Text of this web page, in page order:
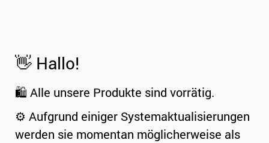
👋 Hallo!
🛍️ Alle unsere Produkte sind vorrätig.
⚙️ Aufgrund einiger Systemaktualisierungen
werden sie momentan möglicherweise als